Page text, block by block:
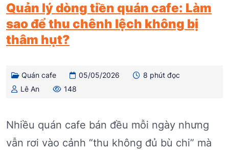
Quản lý dòng tiền quán cafe: Làm
sao để thu chênh lệch không bị
thâm hụt?
Quán cafe 05/05/2026
8 phút đọc
Lê An
148
Nhiều quán cafe bán đều mỗi ngày nhưng
vẫn rơi vào cảnh “thu không đủ bù chi” mà